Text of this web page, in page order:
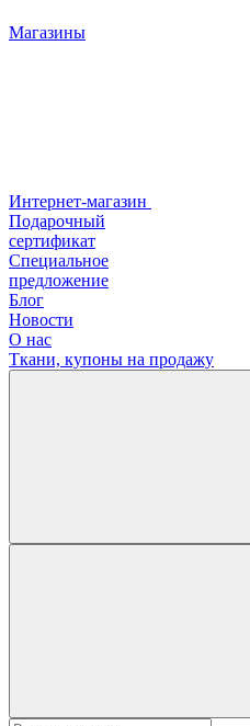
Магазины
Интернет-магазин
Подарочный
сертификат
Специальное
предложение
Блог
Новости
О нас
Ткани, купоны на продажу